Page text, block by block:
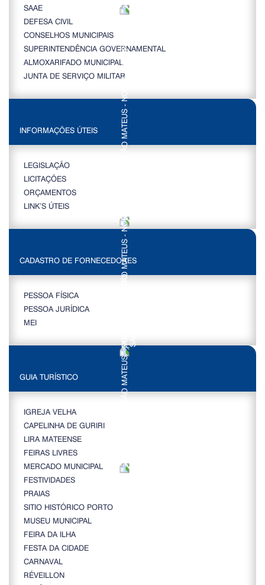
SAAE
DEFESA CIVIL
CONSELHOS MUNICIPAIS
SUPERINTENDÊNCIA GOVERNAMENTAL
ALMOXARIFADO MUNICIPAL
JUNTA DE SERVIÇO MILITAR
INFORMAÇÕES ÚTEIS
LEGISLAÇÃO
LICITAÇÕES
ORÇAMENTOS
LINK’S ÚTEIS
CADASTRO DE FORNECEDORES
PESSOA FÍSICA
PESSOA JURÍDICA
MEI
GUIA TURÍSTICO
IGREJA VELHA
CAPELINHA DE GURIRI
LIRA MATEENSE
FEIRAS LIVRES
MERCADO MUNICIPAL
FESTIVIDADES
PRAIAS
SITIO HISTÓRICO PORTO
MUSEU MUNICIPAL
FEIRA DA ILHA
FESTA DA CIDADE
CARNAVAL
RÉVEILLON